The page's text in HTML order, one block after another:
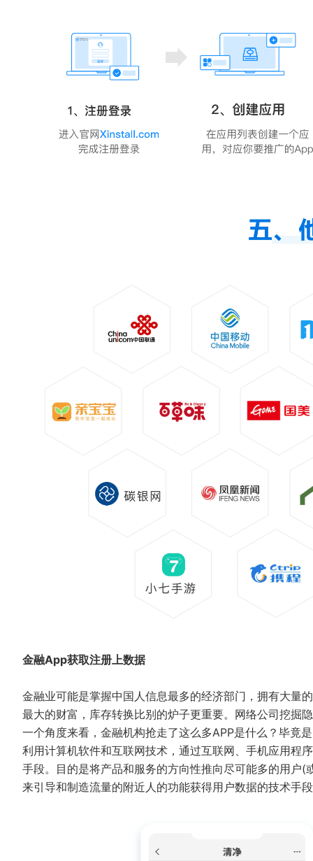
金融App获取注册上数据
金融业可能是掌握中国人信息最多的经济部门，拥有大量
最大的财富，库存转换比别的炉子更重要。网络公司挖掘
一个角度来看，金融机构抢走了这么多APP是什么？毕竟
利用计算机软件和互联网技术，通过互联网、手机应用程
手段。目的是将产品和服务的方向性推向尽可能多的用户
来引导和制造流量的附近人的功能获得用户数据的技术手